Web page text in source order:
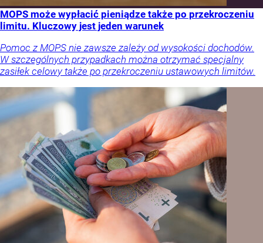
MOPS może wypłacić pieniądze także po przekroczeniu
limitu. Kluczowy jest jeden warunek
Pomoc z MOPS nie zawsze zależy od wysokości dochodów.
W szczególnych przypadkach można otrzymać specjalny
zasiłek celowy także po przekroczeniu ustawowych limitów.